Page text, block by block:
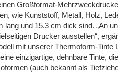
Großformat-
wie Kunststoff, Metall, Holz,
lang und 15,3 cm dick sind. „An
Drucker ausstellen“,
mit unserer Thermoform-Tinte
einzigartige, dehnbare Tinte,
(auch bekannt als